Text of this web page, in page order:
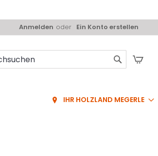
Anmelden Ein Konto erstellen
IHR HOLZLAND MEGERLE